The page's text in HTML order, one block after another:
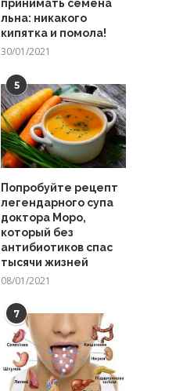
принимать семена
льна: никакого
кипятка и помола!
30/01/2021
5
Попробуйте рецепт
легендарного супа
доктора Моро,
который без
антибиотиков спас
тысячи жизней
08/01/2021
7